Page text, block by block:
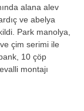
alana alev
ç ve abelya
Park manolya,
çim serimi ile
10 çöp
montajı